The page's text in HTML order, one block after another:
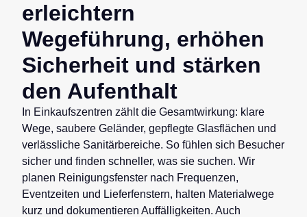
erleichtern
Wegeführung, erhöhen
Sicherheit und stärken
den Aufenthalt
In Einkaufszentren zählt die Gesamtwirkung: klare
Wege, saubere Geländer, gepflegte Glasflächen und
verlässliche Sanitärbereiche. So fühlen sich Besucher
sicher und finden schneller, was sie suchen. Wir
planen Reinigungsfenster nach Frequenzen,
Eventzeiten und Lieferfenstern, halten Materialwege
kurz und dokumentieren Auffälligkeiten. Auch